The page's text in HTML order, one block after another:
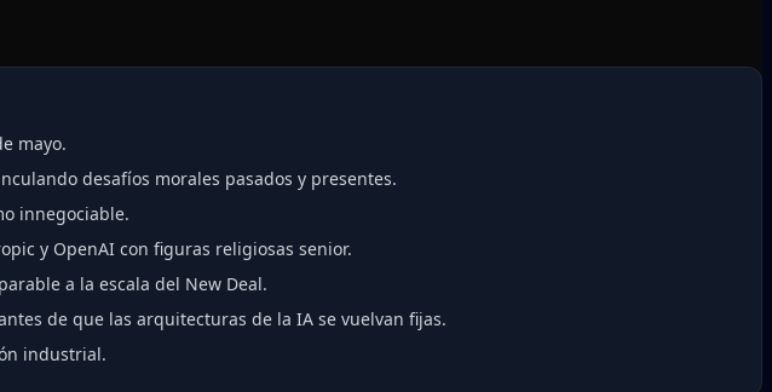
mayo.
desafíos morales pasados y presentes.
innegociable.
y OpenAI con figuras religiosas senior.
a la escala del New Deal.
de que las arquitecturas de la IA se vuelvan fijas.
industrial.